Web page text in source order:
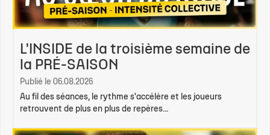
L'INSIDE de la troisième semaine de
la PRÉ-SAISON
Publié le 06.08.2026
Au fil des séances, le rythme s'accélère et les joueurs
retrouvent de plus en plus de repères...